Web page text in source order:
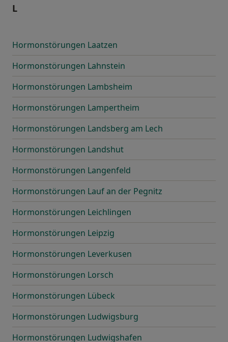
L
Hormonstörungen Laatzen
Hormonstörungen Lahnstein
Hormonstörungen Lambsheim
Hormonstörungen Lampertheim
Hormonstörungen Landsberg am Lech
Hormonstörungen Landshut
Hormonstörungen Langenfeld
Hormonstörungen Lauf an der Pegnitz
Hormonstörungen Leichlingen
Hormonstörungen Leipzig
Hormonstörungen Leverkusen
Hormonstörungen Lorsch
Hormonstörungen Lübeck
Hormonstörungen Ludwigsburg
Hormonstörungen Ludwigshafen